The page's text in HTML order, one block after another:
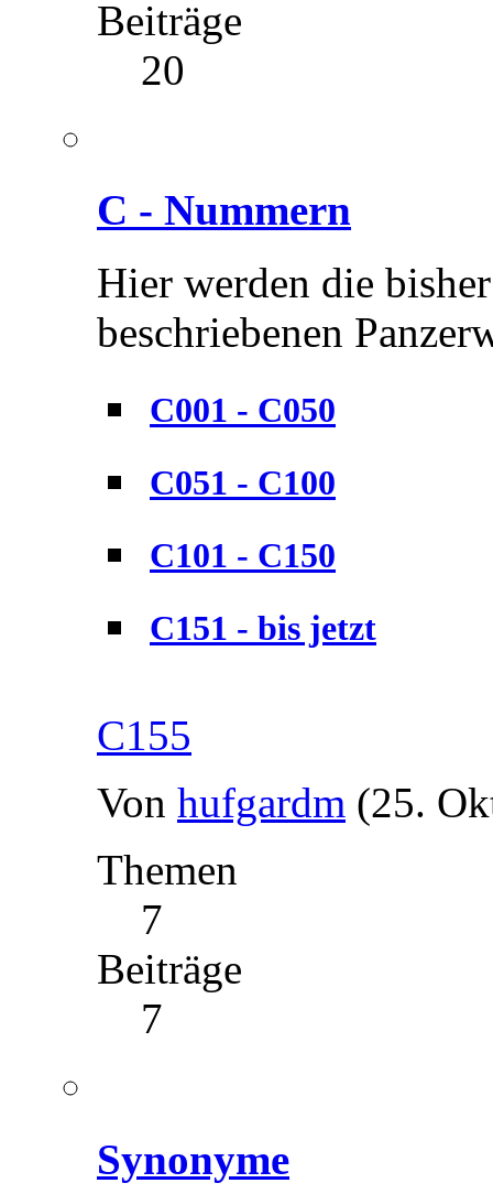
Beiträge
20
C - Nummern
Hier werden die
beschriebenen
C001 - C050
C051 - C100
C101 - C150
C151 - bis jetzt
C155
Von hufgardm (25.
Themen
7
Beiträge
7
Synonyme